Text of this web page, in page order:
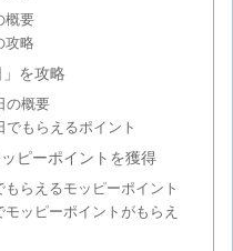
概要
攻略
を攻略
の概要
もらえるポイント
ピーポイントを獲得
らえるモッピーポイント
ッピーポイントがもらえ